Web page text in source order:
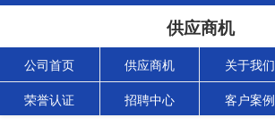
供应商机
公司首页 供应商机 关于我们
荣誉认证 招聘中心 客户案例